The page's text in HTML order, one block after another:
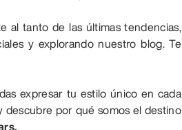
al tanto de las últimas tendencias,
y explorando nuestro blog. Te
expresar tu estilo único en cada
descubre por qué somos el destino